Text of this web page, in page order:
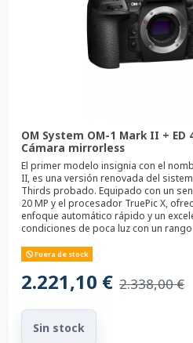
OM System OM-1 Mark II +
Cámara mirrorless
El primer modelo insignia con el
II, es una versión renovada del
Thirds probado. Equipado con un
20 MP y el procesador TruePic X,
enfoque automático rápido y un
condiciones de poca luz con un rango
Fuera de stock
2.221,10 € 2.338,00 €
Sin stock